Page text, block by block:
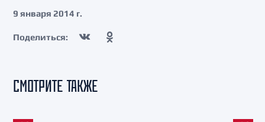
9 января 2014 г.
Поделиться:
СМОТРИТЕ ТАКЖЕ